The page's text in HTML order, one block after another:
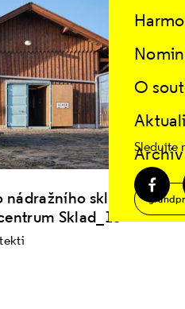
nádražního skladu v
Sklad_13
O
Archiv
Sledujte